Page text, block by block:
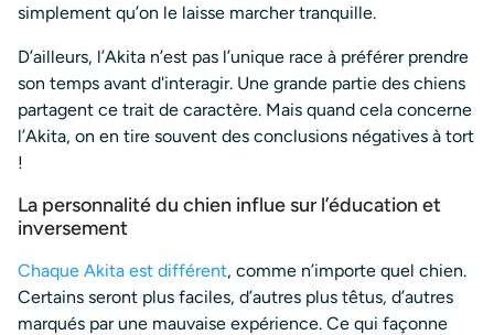
simplement qu’on le laisse marcher tranquille.
D’ailleurs, l’Akita n’est pas l’unique race à préférer prendre
son temps avant d'interagir. Une grande partie des chiens
partagent ce trait de caractère. Mais quand cela concerne
l’Akita, on en tire souvent des conclusions négatives à tort
!
La personnalité du chien influe sur l’éducation et
inversement
Chaque Akita est différent, comme n’importe quel chien.
Certains seront plus faciles, d’autres plus têtus, d’autres
marqués par une mauvaise expérience. Ce qui façonne